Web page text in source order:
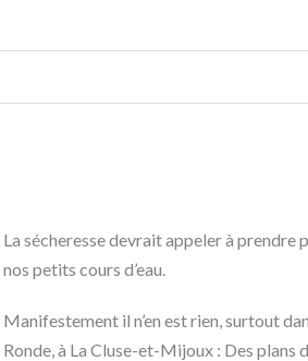
La sécheresse devrait appeler à prendre
nos petits cours d’eau.
Manifestement il n’en est rien, surtout
Ronde, à La Cluse-et-Mijoux : Des plans